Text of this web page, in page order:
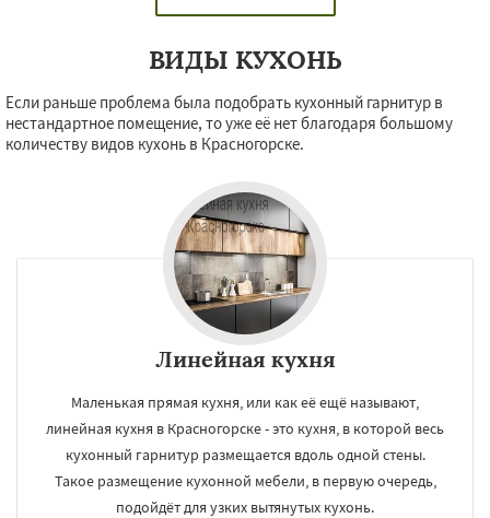
ВИДЫ КУХОНЬ
Если раньше проблема была подобрать кухонный гарнитур в
нестандартное помещение, то уже её нет благодаря большому
количеству видов кухонь в Красногорске.
Линейная кухня
Маленькая прямая кухня, или как её ещё называют,
линейная кухня в Красногорске - это кухня, в которой весь
кухонный гарнитур размещается вдоль одной стены.
Такое размещение кухонной мебели, в первую очередь,
подойдёт для узких вытянутых кухонь.